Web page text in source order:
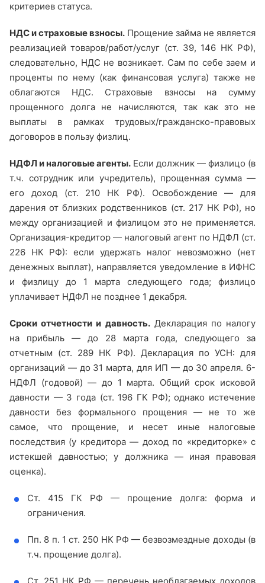
критериев статуса.
НДС и страховые взносы. Прощение займа не является
реализацией товаров/работ/услуг (ст. 39, 146 НК РФ),
следовательно, НДС не возникает. Сам по себе заем и
проценты по нему (как финансовая услуга) также не
облагаются НДС. Страховые взносы на сумму
прощенного долга не начисляются, так как это не
выплаты в рамках трудовых/гражданско-правовых
договоров в пользу физлиц.
НДФЛ и налоговые агенты. Если должник — физлицо (в
т.ч. сотрудник или учредитель), прощенная сумма —
его доход (ст. 210 НК РФ). Освобождение — для
дарения от близких родственников (ст. 217 НК РФ), но
между организацией и физлицом это не применяется.
Организация-кредитор — налоговый агент по НДФЛ (ст.
226 НК РФ): если удержать налог невозможно (нет
денежных выплат), направляется уведомление в ИФНС
и физлицу до 1 марта следующего года; физлицо
уплачивает НДФЛ не позднее 1 декабря.
Сроки отчетности и давность.Декларация по налогу
на прибыль — до 28 марта года, следующего за
отчетным (ст. 289 НК РФ). Декларация по УСН: для
организаций — до 31 марта, для ИП — до 30 апреля. 6-
НДФЛ (годовой) — до 1 марта. Общий срок исковой
давности — 3 года (ст. 196 ГК РФ); однако истечение
давности без формального прощения — не то же
самое, что прощение, и несет иные налоговые
последствия (у кредитора — доход по «кредиторке» с
истекшей давностью; у должника — иная правовая
оценка).
Ст. 415 ГК РФ — прощение долга: форма и
ограничения.
Пп. 8 п. 1 ст. 250 НК РФ — безвозмездные доходы (в
т.ч. прощение долга).